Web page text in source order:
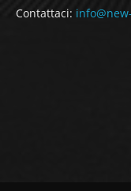
Contattaci: